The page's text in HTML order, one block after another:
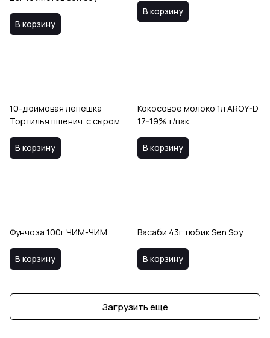
В корзину
В корзину
10-дюймовая лепешка
Тортилья пшенич. с сыром
В корзину
Кокосовое молоко 1л AROY-D
17-19% т/пак
В корзину
Фунчоза 100г ЧИМ-ЧИМ
В корзину
Васаби 43г тюбик Sen Soy
В корзину
Загрузить еще